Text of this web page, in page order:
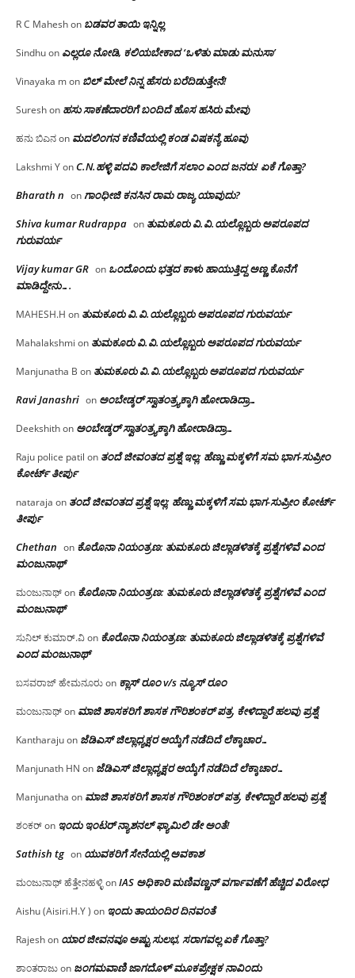
R C Maheshon ಬಡವರ ತಾಯಿ ಇನ್ನಿಲ್ಲ
Sindhuon ಎಲ್ಲರೂ ನೋಡಿ, ಕಲಿಯಬೇಕಾದ ‘ಒಳಿತು ಮಾಡು ಮನುಸಾ’
Vinayaka mon ಬಿಲ್ ಮೇಲೆ ನಿನ್ನ ಹೆಸರು ಬರೆದಿಡುತ್ತೇನೆ!
Sureshon ಹಸು ಸಾಕಣೆದಾರರಿಗೆ ಬಂದಿದೆ ಹೊಸ ಹಸಿರು ಮೇವು
ಹನು ಬಿಎನon ಮದಲಿಂಗನ ಕಣಿವೆಯಲ್ಲಿ ಕಂಡ ವಿಷಕನ್ಯೆ ಹೂವು
Lakshmi YonC.N.ಹಳ್ಳಿ ಪದವಿ ಕಾಲೇಜಿಗೆ ಸಲಾಂ‌ ಎಂದ ಜನರು! ಏಕೆ ಗೊತ್ತಾ?
Bharath n onಗಾಂಧೀಜಿ ಕನಸಿನ ರಾಮ ರಾಜ್ಯ ಯಾವುದು?
Shiva kumar Rudrappa on ತುಮಕೂರು‌ ವಿ.ವಿ.ಯಲ್ಲೊಬ್ಬರು ಅಪರೂಪದ
ಗುರುವರ್ಯ
Vijay kumar GR on ಒಂದೊಂದು ಭತ್ತದ ಕಾಳು ಹಾಯುತ್ತಿದ್ದ ಅಣ್ಣ ಕೊನೆಗೆ
ಮಾಡಿದ್ದೇನು….
MAHESH.H on ತುಮಕೂರು‌ ವಿ.ವಿ.ಯಲ್ಲೊಬ್ಬರು ಅಪರೂಪದ ಗುರುವರ್ಯ
Mahalakshmi on ತುಮಕೂರು‌ ವಿ.ವಿ.ಯಲ್ಲೊಬ್ಬರು ಅಪರೂಪದ ಗುರುವರ್ಯ
Manjunatha B on ತುಮಕೂರು‌ ವಿ.ವಿ.ಯಲ್ಲೊಬ್ಬರು ಅಪರೂಪದ ಗುರುವರ್ಯ
Ravi Janashri on ಅಂಬೇಡ್ಕರ್ ಸ್ವಾತಂತ್ರ್ಯಕ್ಕಾಗಿ ಹೋರಾಡಿದ್ರಾ…
Deekshithon ಅಂಬೇಡ್ಕರ್ ಸ್ವಾತಂತ್ರ್ಯಕ್ಕಾಗಿ ಹೋರಾಡಿದ್ರಾ…
Raju police patil on ತಂದೆ ಜೀವಂತದ ಪ್ರಶ್ನೆ ಇಲ್ಲ: ಹೆಣ್ಣು ಮಕ್ಕಳಿಗೆ ಸಮ ಭಾಗ-ಸುಪ್ರೀಂ
ಕೋರ್ಟ್ ತೀರ್ಪು
nataraja on ತಂದೆ ಜೀವಂತದ ಪ್ರಶ್ನೆ ಇಲ್ಲ: ಹೆಣ್ಣು ಮಕ್ಕಳಿಗೆ ಸಮ ಭಾಗ-ಸುಪ್ರೀಂ ಕೋರ್ಟ್
ತೀರ್ಪು
Chethan on ಕೊರೊನಾ ನಿಯಂತ್ರಣ: ತುಮಕೂರು ಜಿಲ್ಲಾಡಳಿತಕ್ಕೆ ಪ್ರಶ್ನೆಗಳಿವೆ ಎಂದ
ಮಂಜು‌ನಾಥ್
ಮಂಜುನಾಥ್on ಕೊರೊನಾ ನಿಯಂತ್ರಣ: ತುಮಕೂರು ಜಿಲ್ಲಾಡಳಿತಕ್ಕೆ ಪ್ರಶ್ನೆಗಳಿವೆ ಎಂದ
ಮಂಜು‌ನಾಥ್
ಸುನಿಲ್ ಕುಮಾರ್.ವಿon ಕೊರೊನಾ ನಿಯಂತ್ರಣ: ತುಮಕೂರು ಜಿಲ್ಲಾಡಳಿತಕ್ಕೆ ಪ್ರಶ್ನೆಗಳಿವೆ
ಎಂದ ಮಂಜು‌ನಾಥ್
ಬಸವರಾಜ್ ಹೇಮನೂರುon ಕ್ಲಾಸ್ ರೂಂ v/s ನ್ಯೂಸ್ ರೂಂ
ಮಂಜುನಾಥ್on ಮಾಜಿ ಶಾಸಕರಿಗೆ ಶಾಸಕ ಗೌರಿಶಂಕರ್ ಪತ್ರ, ಕೇಳಿದ್ದಾರೆ ಹಲವು ಪ್ರಶ್ನೆ
Kantharajuon ಜೆಡಿಎಸ್ ಜಿಲ್ಲಾಧ್ಯಕ್ಷರ ಆಯ್ಕೆಗೆ ನಡೆದಿದೆ ಲೆಕ್ಕಾಚಾರ…
Manjunath HN on ಜೆಡಿಎಸ್ ಜಿಲ್ಲಾಧ್ಯಕ್ಷರ ಆಯ್ಕೆಗೆ ನಡೆದಿದೆ ಲೆಕ್ಕಾಚಾರ…
Manjunatha on ಮಾಜಿ ಶಾಸಕರಿಗೆ ಶಾಸಕ ಗೌರಿಶಂಕರ್ ಪತ್ರ, ಕೇಳಿದ್ದಾರೆ ಹಲವು ಪ್ರಶ್ನೆ
ಶಂಕರ್on ಇಂದು ಇಂಟರ್ ನ್ಯಾಶನಲ್ ಫ್ಯಾಮಿಲಿ ಡೇ ಅಂತೆ!
Sathish tg on ಯುವಕರಿಗೆ ಸೇನೆಯಲ್ಲಿ ಅವಕಾಶ
ಮಂಜುನಾಥ್ ಹೆತ್ತೇನಹಳ್ಳಿonIAS ಅಧಿಕಾರಿ ಮಣಿವಣ್ಣನ್ ವರ್ಗಾವಣೆಗೆ ಹೆಚ್ಚಿದ‌ ವಿರೋಧ
Aishu (Aisiri.H.Y ) on ಇಂದು ತಾಯಂದಿರ ದಿನವಂತೆ
Rajeshon ಯಾರ ಜೀವನವೂ ಅಷ್ಟು ಸುಲಭ, ಸರಾಗವಲ್ಲ ಏಕೆ ಗೊತ್ತಾ?
ಶಾಂತರಾಜುon ಜಂಗಮವಾಣಿ ಜಾಗದೊಳ್ ಮೂಕಪ್ರೇಕ್ಷಕ ನಾವಿಂದು